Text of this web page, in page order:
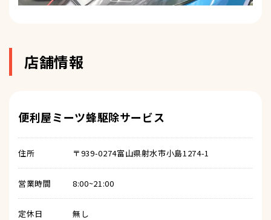
店舗情報
便利屋ミーツ蜂駆除サービス
住所 〒939-0274富山県射水市小島1274-1
営業時間 8:00~21:00
定休日 無し